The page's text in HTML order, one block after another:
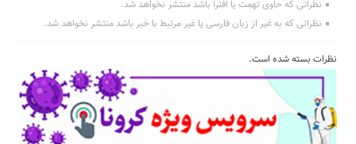
نظراتی که حاوی تهمت یا افترا باشد منتشر نخواهد شد.
نظراتی که به غیر از زبان فارسی یا غیر مرتبط با خبر باشد منتشر نخواهد شد.
نظرات بسته شده است.